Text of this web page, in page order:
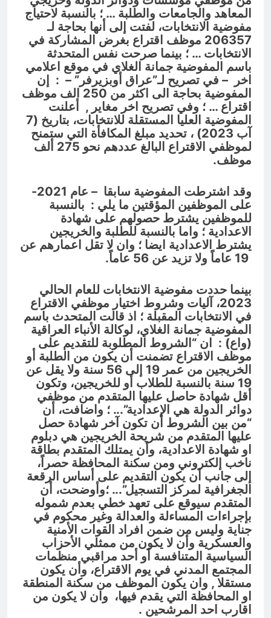
المعاهد والجامعات والطلبة … ؛ بالنسبة لاحتياج
مفوضية الانتخابات، لفتت إلى أنها بحاجة لـ
206357 موظف اقتراع بغرض المشاركة في
الانتخابات … ؛ بينما صرحت نفس المتحدثة
باسم المفوضية جمانة الغلاي في موقع اعلامي
اخر – في تصريح لـ”عراق أوبزيرفر” – : إن
المفوضية بحاجة الى اكثر من 250 الف موظف
اقتراع … ؛ وفي تصريح اخر مغاير , أعلنت
المفوضية العليا المستقلة للانتخابات، بتاريخ (7
آب 2023) ، تحديد مبلغ المكافأة التي ستمنح
لموظفي الاقتراع البالغ عددهم نحو 275 ألف
موظف.
وقد اشترطت المفوضية سابقا – عام 2021-
على الموظفين المؤقتين ما يلي : بالنسبة
للموظفين يشترط حصولهم على شهادة
الاعدادية ؛ واما بالنسبة للطلبة والخريجين
يشترط الاعدادية ايضا ؛ وان لا تقل اعمارهم عن
بينما حددت مفوضية الانتخابات للعام الحالي
2023، آليات وشروط اختيار موظفي الاقتراع
في الانتخابات المقبلة ؛ اذ قالت المتحدث باسم
المفوضية جمانة الغلاي، لوكالة الأنباء العراقية
(واع) : ان “الشروط المطلوبة للتقديم على
موظف الاقتراع تضمنت أن يكون من الطلبة أو
الخريجين من عمر 19 إلى 56 سنة ولا يقل عن
19 سنة بالنسبة للطلاب أو للخريجين، وتكون
أقل شهادة حاصل عليها المتقدم من موظفي
دوائر الدولة هي الإعدادية”... ؛ واضافت، أن
“من بين الشروط أن تكون آخر شهادة حصل
عليها المتقدم من شريحة الخريجين هي دبلوم
او شهادة الاعدادية، وأن يمتلك المتقدم بطاقة
ناخب إلكتروني ومن سكنة المحافظة حصراً،
إلى جانب أن يكون التقديم على أساس الرقعة
الجغرافية لمركز التسجيل”... ؛وأوضحت، أن
المتقدم سيوقع على تعهد خطي بعدم شموله
بإجراءات المساءلة والعدالة وغير محكوم في
جناية وليس من ضمن افراد القوات الأمنية
والعسكرية وأن لا يكون من ممثلي الأحزاب
السياسية المتنافسة أو أحد مراقبي منظمات
المجتمع المدني في يوم الاقتراع، وأن يكون
مستقلا , وان يكون الموظف من سكنة المنطقة
او المحافظة التي يقدم فيها، وان لا يكون من
اقارب احد المرشحين .